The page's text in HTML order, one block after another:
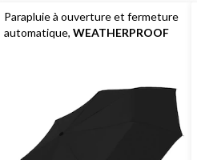
Parapluie à ouverture et fermeture
automatique,WEATHERPROOF